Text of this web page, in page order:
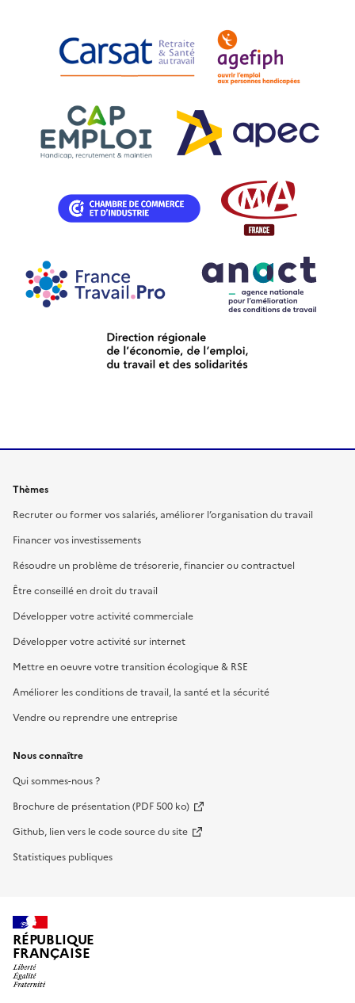
Thèmes
Recruter ou former vos salariés, améliorer l’organisation du travail
Financer vos investissements
Résoudre un problème de trésorerie, financier ou contractuel
Être conseillé en droit du travail
Développer votre activité commerciale
Développer votre activité sur internet
Mettre en oeuvre votre transition écologique & RSE
Améliorer les conditions de travail, la santé et la sécurité
Vendre ou reprendre une entreprise
Nous connaître
Qui sommes-nous ?
Brochure de présentation (PDF 500 ko)
Github, lien vers le code source du site
Statistiques publiques
RÉPUBLIQUE
FRANÇAISE